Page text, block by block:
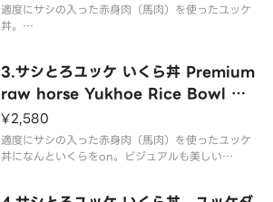
適度にサシの入った赤身肉（馬肉）を使ったユッケ
丼。
3.サシとろユッケ いくら丼 Premium
raw horse Yukhoe Rice Bowl wit
h Salmon Roe
¥2,580
適度にサシの入った赤身肉（馬肉）を使ったユッケ
丼になんといくらをon。ビジュアルも美しい